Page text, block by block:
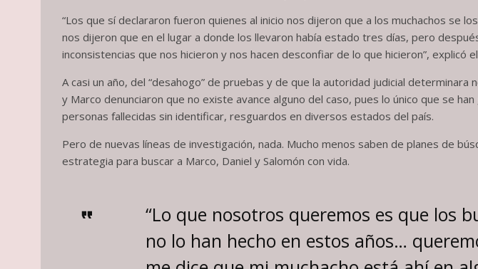
“Los que sí declararon fueron quienes al inicio nos dijeron que a los muchachos
nos dijeron que en el lugar a donde los llevaron había estado tres días, pero
inconsistencias que nos hicieron y nos hacen desconfiar de lo que hicieron”, explicó
A casi un año, del “desahogo” de pruebas y de que la autoridad judicial
y Marco denunciaron que no existe avance alguno del caso, pues lo único que se
personas fallecidas sin identificar, resguardos en diversos estados del país.
Pero de nuevas líneas de investigación, nada. Mucho menos saben de planes de
estrategia para buscar a Marco, Daniel y Salomón con vida.
“Lo que nosotros queremos es que los
no lo han hecho en estos años…